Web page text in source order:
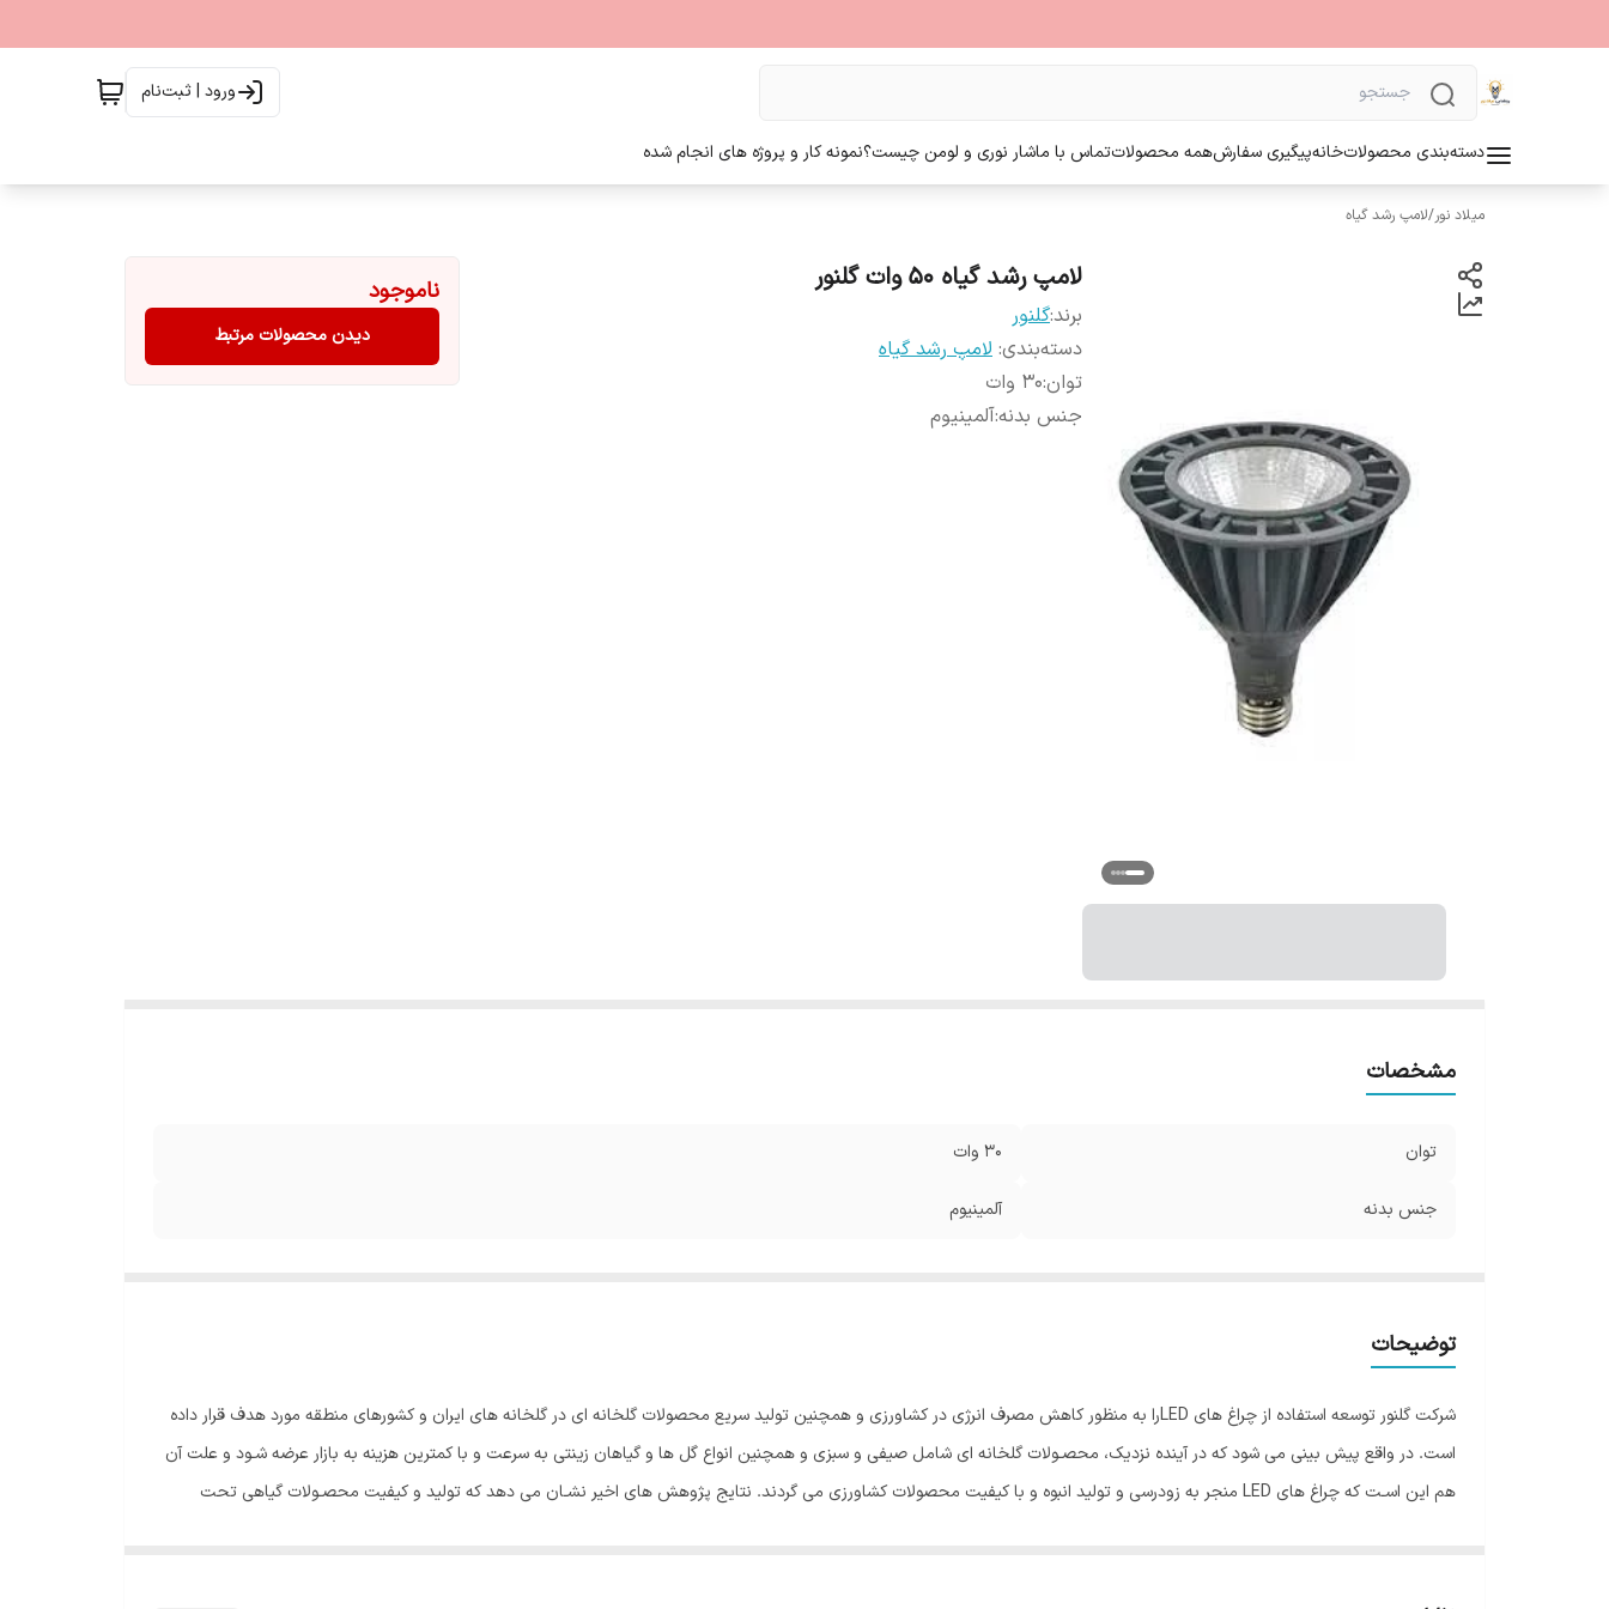
ورود | ثبت‌نام
دسته‌بندی محصولاتخانهپیگیری سفارشهمه محصولاتتماس با ماشار نوری و لومن چیست؟نمونه کار و پروژه های انجام شده
میلاد نور/لامپ رشد گیاه
لامپ رشد گیاه 50 وات گلنور
برند:گلنور
دسته‌بندی: لامپ رشد گیاه
توان:30 وات
جنس بدنه:آلمینیوم
ناموجود
دیدن محصولات مرتبط
مشخصات
توان 30 وات
جنس بدنه آلمینیوم
توضیحات
شرکت گلنور توسعه استفاده از چراغ های LEDرا به منظور کاهش مصرف انرژی در کشاورزی و همچنین تولید سریع محصولات گلخانه ای در گلخانه های ایران و کشورهای منطقه مورد هدف قرار داده
است. در واقع پیش بینی می شود که در آینده نزدیک، محصـولات گلخانه ای شامل صیفی و سبزی و همچنین انواع گل ها و گیاهان زینتی به سرعت و با کمترین هزینه به بازار عرضه شـود و علت آن
هم این اسـت که چراغ های LED منجر به زودرسی و تولید انبوه و با کیفیت محصولات کشاورزی می گردند. نتایج پژوهش های اخیر نشـان می دهد که تولید و کیفیت محصـولات گیاهی تحت